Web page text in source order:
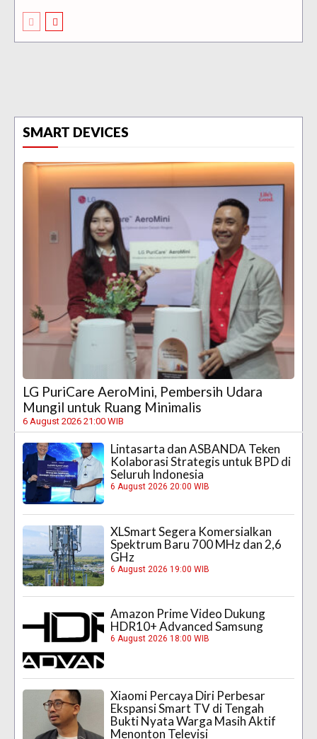
SMART DEVICES
LG PuriCare AeroMini, Pembersih Udara
Mungil untuk Ruang Minimalis
6 August 2026 21:00 WIB
Lintasarta dan ASBANDA Teken
Kolaborasi Strategis untuk BPD di
Seluruh Indonesia
6 August 2026 20:00 WIB
XLSmart Segera Komersialkan
Spektrum Baru 700 MHz dan 2,6
GHz
6 August 2026 19:00 WIB
Amazon Prime Video Dukung
HDR10+ Advanced Samsung
6 August 2026 18:00 WIB
Xiaomi Percaya Diri Perbesar
Ekspansi Smart TV di Tengah
Bukti Nyata Warga Masih Aktif
Menonton Televisi